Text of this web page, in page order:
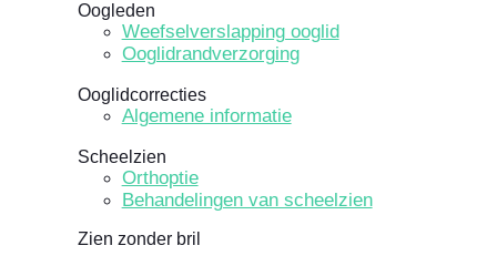
Oogleden
Weefselverslapping ooglid
Ooglidrandverzorging
Ooglidcorrecties
Algemene informatie
Scheelzien
Orthoptie
Behandelingen van scheelzien
Zien zonder bril